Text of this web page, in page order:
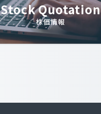
Stock Quotation
株価情報